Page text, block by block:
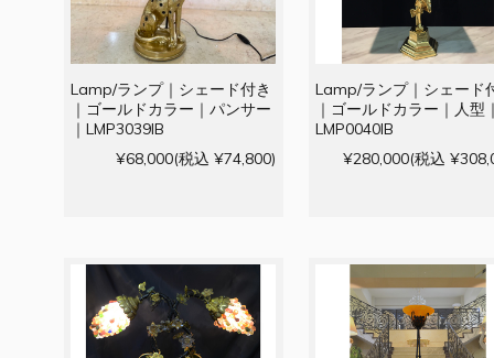
Lamp/ランプ｜シェード付き
｜ゴールドカラー｜パンサー
｜LMP3039IB
¥68,000(税込 ¥74,800)
Lamp/ランプ｜シェード
｜ゴールドカラー｜人型
LMP0040IB
¥280,000(税込